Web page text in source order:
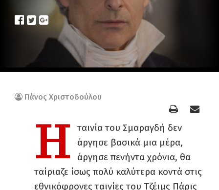
Πάνος Χριστοδούλου
Η
ταινία του Σμαραγδή δεν
άργησε βασικά μια μέρα,
άργησε πενήντα χρόνια, θα
ταίριαζε ίσως πολύ καλύτερα κοντά στις
εθνικόφρονες ταινίες του Τζέιμς Πάρις